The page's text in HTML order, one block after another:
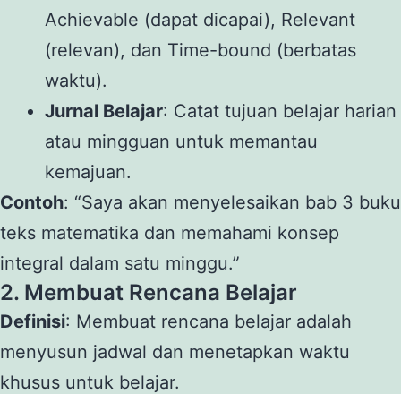
Achievable (dapat dicapai), Relevant
(relevan), dan Time-bound (berbatas
waktu).
Jurnal Belajar: Catat tujuan belajar harian
atau mingguan untuk memantau
kemajuan.
Contoh: “Saya akan menyelesaikan bab 3 buku
teks matematika dan memahami konsep
integral dalam satu minggu.”
2. Membuat Rencana Belajar
Definisi: Membuat rencana belajar adalah
menyusun jadwal dan menetapkan waktu
khusus untuk belajar.